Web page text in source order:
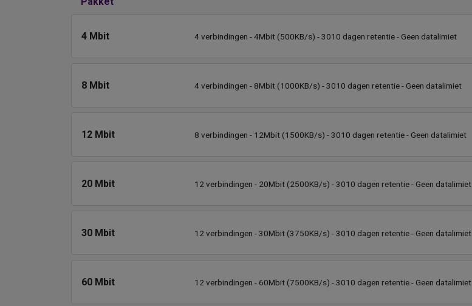
4 Mbit 4 verbindingen - 4Mbit (500KB/s) - 3010 dagen retentie - Geen datalimiet
8 Mbit 4 verbindingen - 8Mbit (1000KB/s) - 3010 dagen retentie - Geen datalimiet
12 Mbit 8 verbindingen - 12Mbit (1500KB/s) - 3010 dagen retentie - Geen datalimiet
20 Mbit 12 verbindingen - 20Mbit (2500KB/s) - 3010 dagen retentie - Geen datalimiet
30 Mbit 12 verbindingen - 30Mbit (3750KB/s) - 3010 dagen retentie - Geen datalimiet
60 Mbit 12 verbindingen - 60Mbit (7500KB/s) - 3010 dagen retentie - Geen datalimiet